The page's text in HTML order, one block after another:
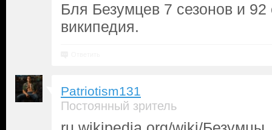
Бля Безумцев 7 сезонов и 92
википедия.
Patriotism131
Постоянный зритель